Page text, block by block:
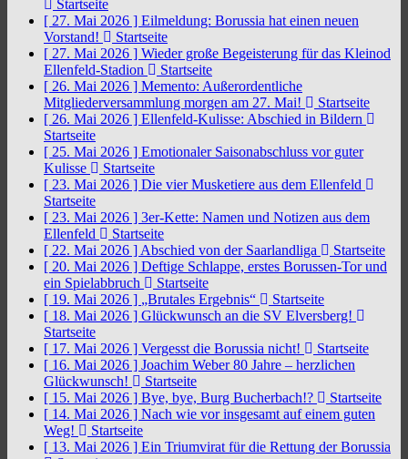
Startseite
[ 27. Mai 2026 ] Eilmeldung: Borussia hat einen neuen
Vorstand!
Startseite
[ 27. Mai 2026 ] Wieder große Begeisterung für das Kleinod
Ellenfeld-Stadion
Startseite
[ 26. Mai 2026 ] Memento: Außerordentliche
Mitgliederversammlung morgen am 27. Mai!
Startseite
[ 26. Mai 2026 ] Ellenfeld-Kulisse: Abschied in Bildern
Startseite
[ 25. Mai 2026 ] Emotionaler Saisonabschluss vor guter
Kulisse
Startseite
[ 23. Mai 2026 ] Die vier Musketiere aus dem Ellenfeld
Startseite
[ 23. Mai 2026 ] 3er-Kette: Namen und Notizen aus dem
Ellenfeld
Startseite
[ 22. Mai 2026 ] Abschied von der Saarlandliga
Startseite
[ 20. Mai 2026 ] Deftige Schlappe, erstes Borussen-Tor und
ein Spielabbruch
Startseite
[ 19. Mai 2026 ] „Brutales Ergebnis“
Startseite
[ 18. Mai 2026 ] Glückwunsch an die SV Elversberg!
Startseite
[ 17. Mai 2026 ] Vergesst die Borussia nicht!
Startseite
[ 16. Mai 2026 ] Joachim Weber 80 Jahre – herzlichen
Glückwunsch!
Startseite
[ 15. Mai 2026 ] Bye, bye, Burg Bucherbach!?
Startseite
[ 14. Mai 2026 ] Nach wie vor insgesamt auf einem guten
Weg!
Startseite
[ 13. Mai 2026 ] Ein Triumvirat für die Rettung der Borussia